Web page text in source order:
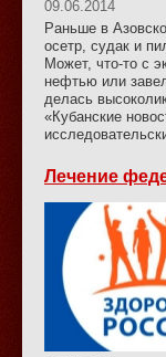
09.06.2014
Раньше в
осетр, судак и
Может, что-то с
нефтью или
делась
«Кубанские
Лечение